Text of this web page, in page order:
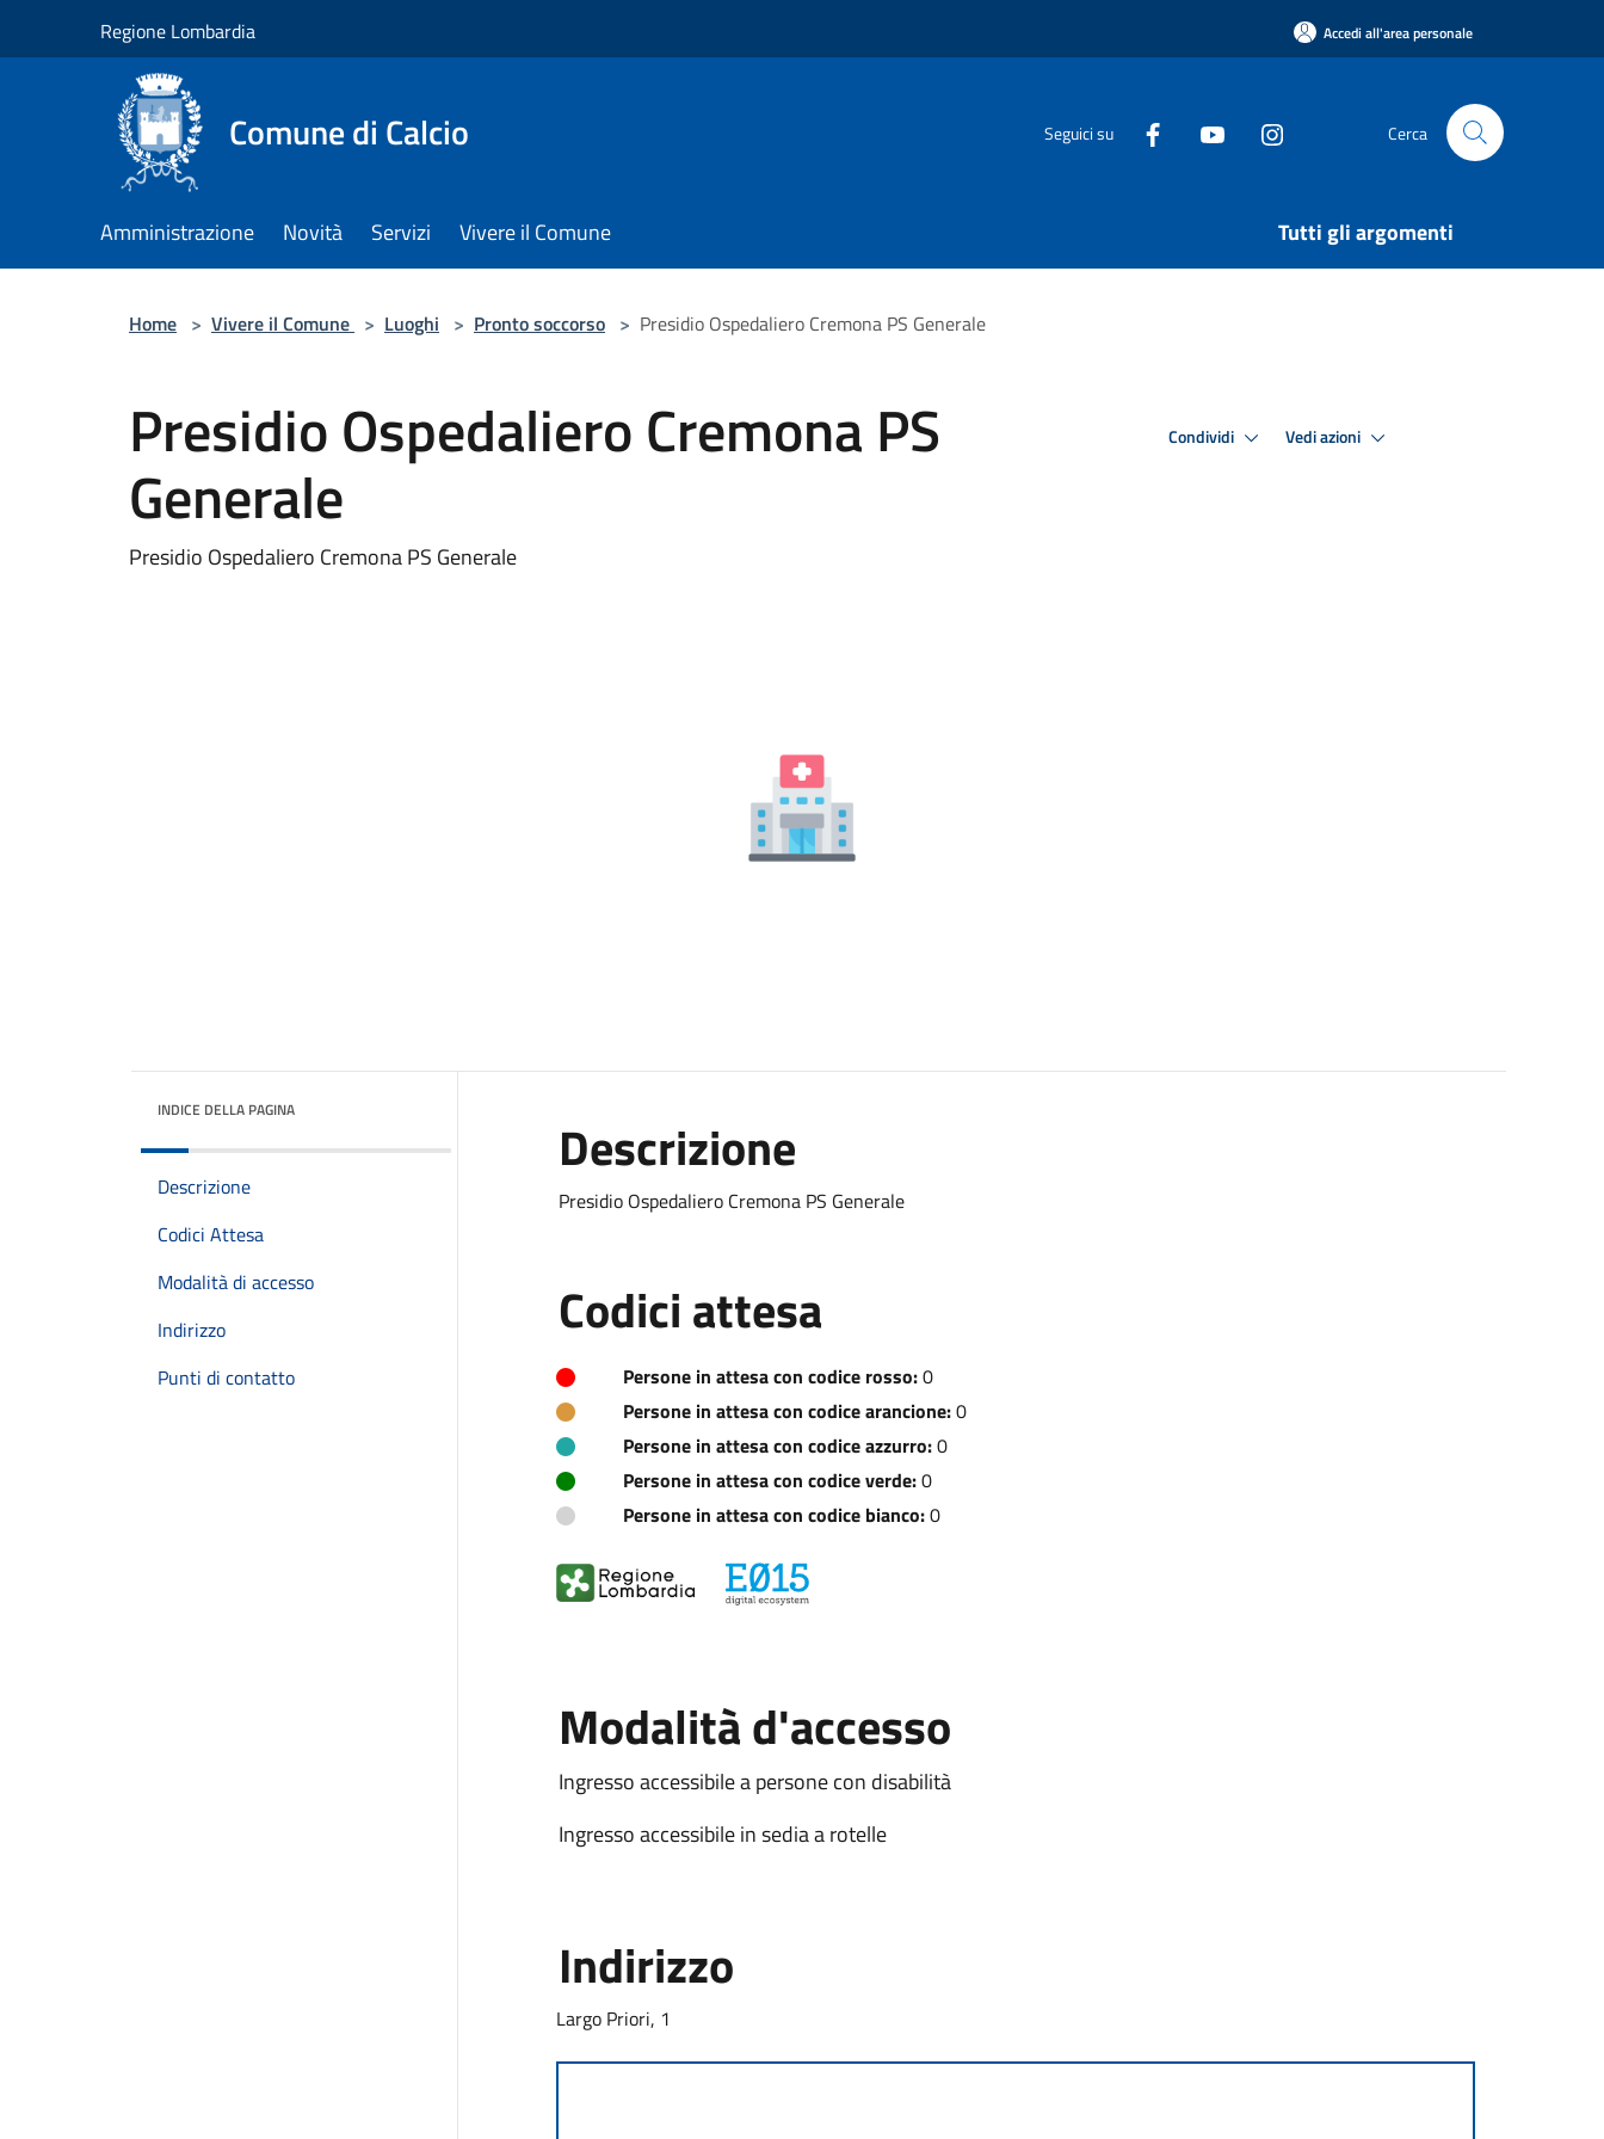
Regione Lombardia Accedi all'area personale
Comune di Calcio Seguici su Cerca
Amministrazione Novità Servizi Vivere il Comune Tutti gli argomenti
Home > Vivere il Comune > Luoghi > Pronto soccorso > Presidio Ospedaliero Cremona PS Generale
Presidio Ospedaliero Cremona PS
Generale
Presidio Ospedaliero Cremona PS Generale
Condividi Vedi azioni
INDICE DELLA PAGINA
Descrizione
Codici Attesa
Modalità di accesso
Indirizzo
Punti di contatto
Descrizione
Presidio Ospedaliero Cremona PS Generale
Codici attesa
Persone in attesa con codice rosso:0
Persone in attesa con codice arancione:0
Persone in attesa con codice azzurro:0
Persone in attesa con codice verde:0
Persone in attesa con codice bianco:0
Modalità d'accesso
Ingresso accessibile a persone con disabilità
Ingresso accessibile in sedia a rotelle
Indirizzo
Largo Priori, 1